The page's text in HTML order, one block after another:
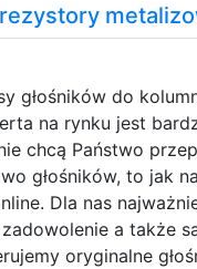
głośników do
na rynku jest
chcą Państwo
głośników, to jak
Dla nas
a także
oryginalne